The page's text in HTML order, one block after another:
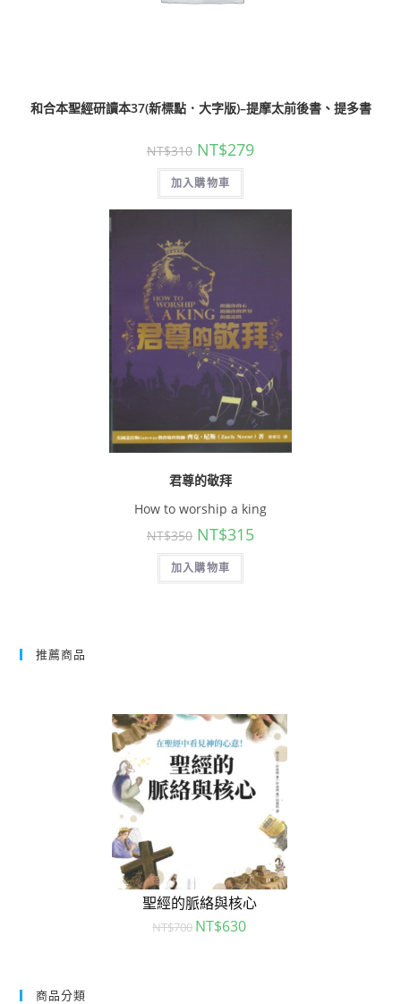
和合本聖經研讀本37(新標點．大字版)–提摩太前後書、提多書
NT$310 NT$279
加入購物車
君尊的敬拜
How to worship a king
NT$350 NT$315
加入購物車
推薦商品
聖經的脈絡與核心
NT$700 NT$630
商品分類